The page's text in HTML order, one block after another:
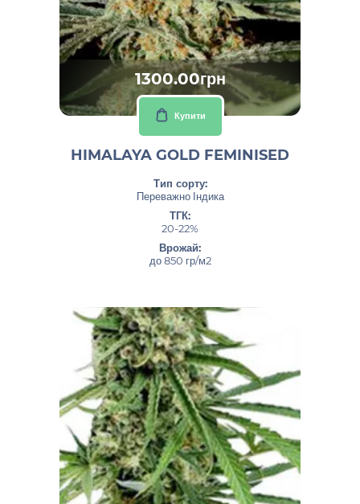
1300.00грн
Купити
HIMALAYA GOLD FEMINISED
Тип сорту:
Переважно Індика
ТГК:
20-22%
Врожай:
до 850 гр/м2